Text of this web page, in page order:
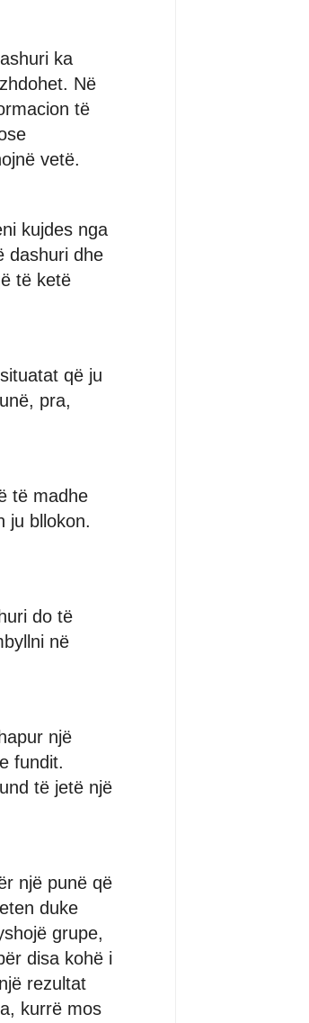
ka
Në
të
vetë.
kujdes nga
dashuri dhe
të ketë
që ju
pra,
të madhe
ju bllokon.
do të
në
një
fundit.
të jetë një
një punë që
duke
grupe,
disa kohë i
rezultat
kurrë mos